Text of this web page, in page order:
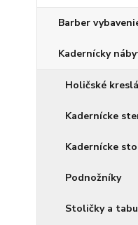
Barber
Kadernícky
Holičské kreslá
Kadernícke
Kadernícke
Podnožníky
Stoličky a